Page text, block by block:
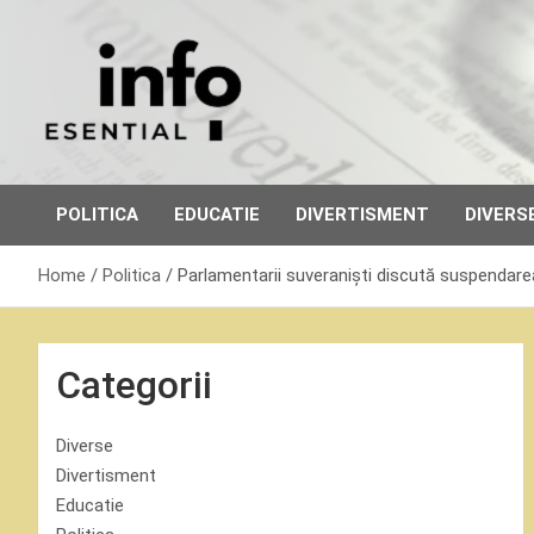
POLITICA EDUCATIE DIVERTISMENT
Home Politica Parlamentarii suveraniști discută
Categorii
Diverse
Divertisment
Educatie